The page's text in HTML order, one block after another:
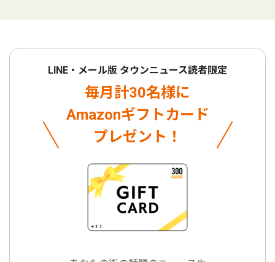
LINE・メール版 タウンニュース読者限定
毎月計30名様に
Amazonギフトカード
プレゼント！